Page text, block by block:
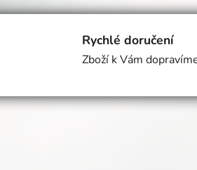
Rychlé doručení
Zboží k Vám